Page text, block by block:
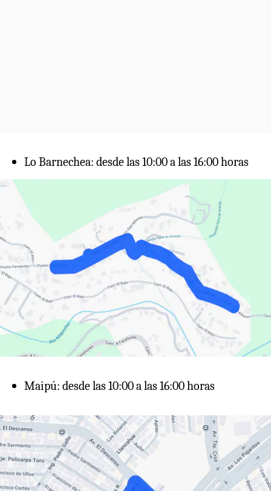
Lo Barnechea: desde las 10:00 a las 16:00 horas
Maipú: desde las 10:00 a las 16:00 horas